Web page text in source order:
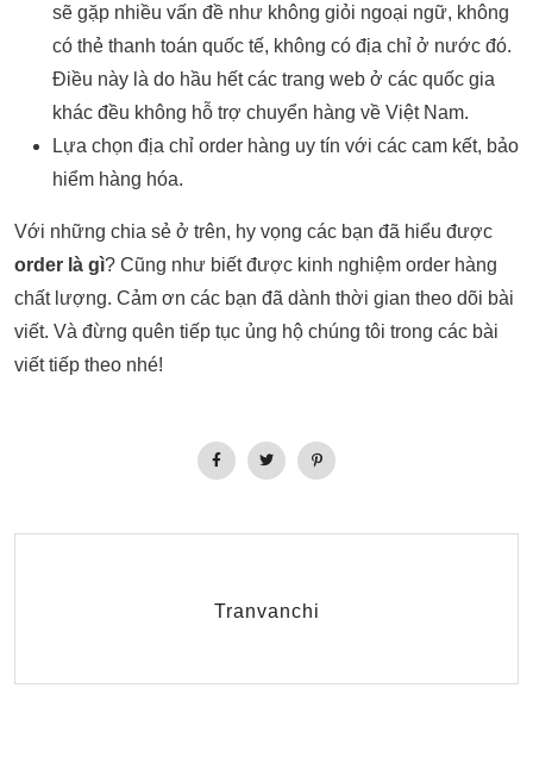
sẽ gặp nhiều vấn đề như không giỏi ngoại ngữ, không
có thẻ thanh toán quốc tế, không có địa chỉ ở nước đó.
Điều này là do hầu hết các trang web ở các quốc gia
khác đều không hỗ trợ chuyển hàng về Việt Nam.
Lựa chọn địa chỉ order hàng uy tín với các cam kết, bảo
hiểm hàng hóa.
Với những chia sẻ ở trên, hy vọng các bạn đã hiểu được
order là gì? Cũng như biết được kinh nghiệm order hàng
chất lượng. Cảm ơn các bạn đã dành thời gian theo dõi bài
viết. Và đừng quên tiếp tục ủng hộ chúng tôi trong các bài
viết tiếp theo nhé!
Tranvanchi